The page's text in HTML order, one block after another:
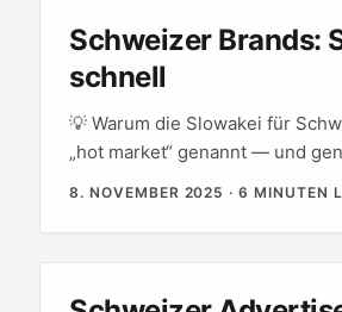
Diskussionen rund um
machen professionelle
Reviews anvisierst, brauchst du
und saubere Verträge. ...
Schweizer Brands:
schnell
💡 Warum die Slowakei für
„hot market“ genannt — und
Reichweite und echte
Authentizität. ...
8. NOVEMBER 2025 ·6 MINUTEN